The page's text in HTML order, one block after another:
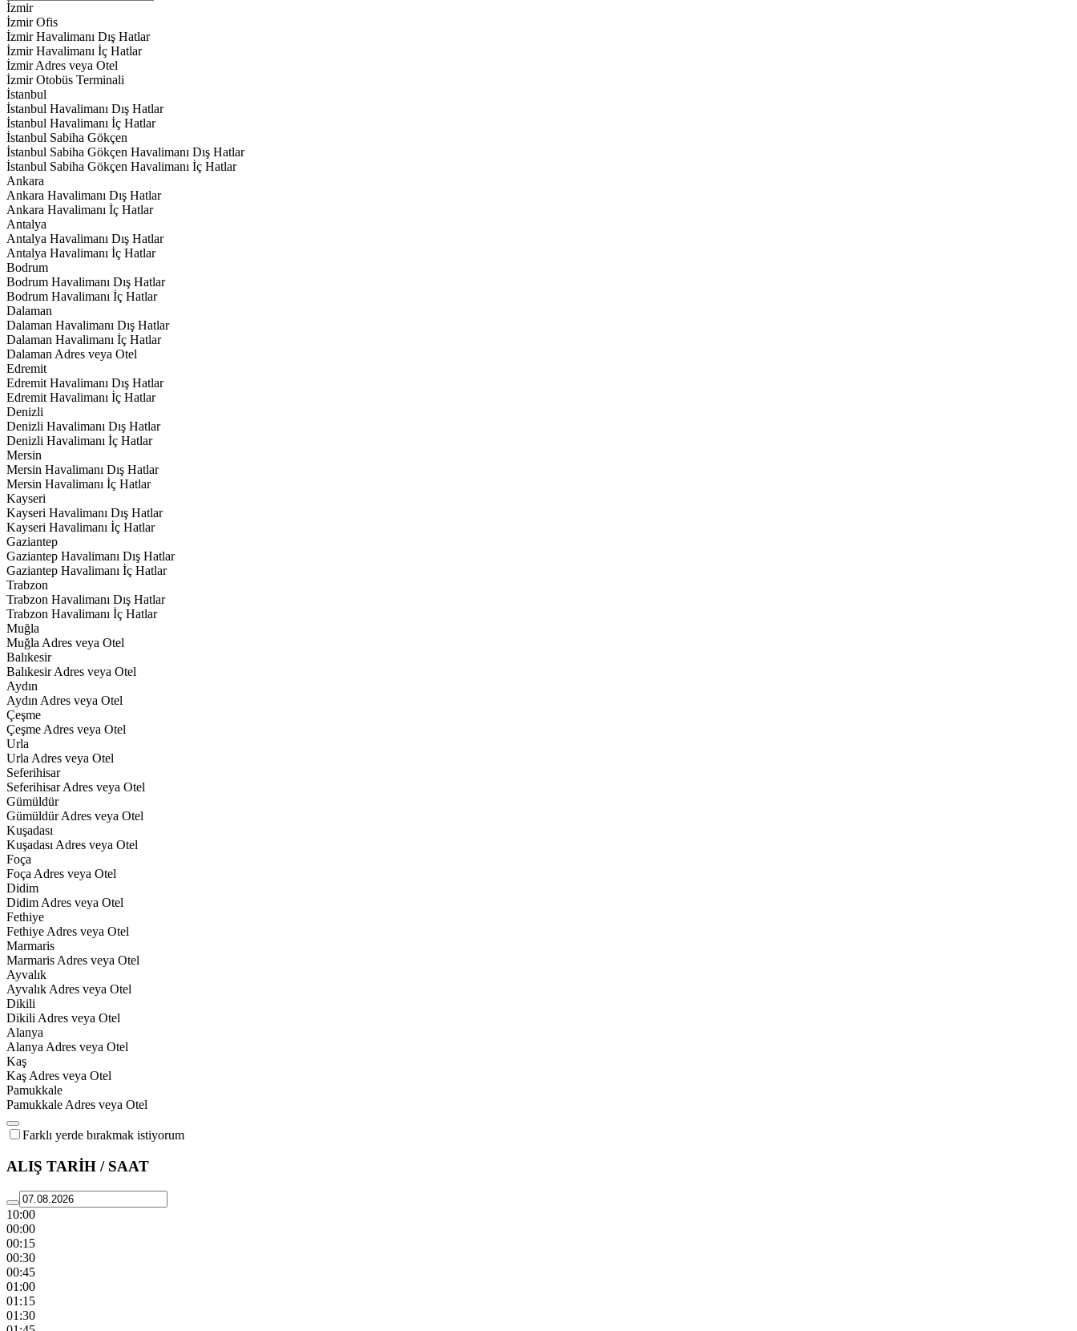
İzmir
İzmir Ofis
İzmir Havalimanı Dış Hatlar
İzmir Havalimanı İç Hatlar
İzmir Adres veya Otel
İzmir Otobüs Terminali
İstanbul
İstanbul Havalimanı Dış Hatlar
İstanbul Havalimanı İç Hatlar
İstanbul Sabiha Gökçen
İstanbul Sabiha Gökçen Havalimanı Dış Hatlar
İstanbul Sabiha Gökçen Havalimanı İç Hatlar
Ankara
Ankara Havalimanı Dış Hatlar
Ankara Havalimanı İç Hatlar
Antalya
Antalya Havalimanı Dış Hatlar
Antalya Havalimanı İç Hatlar
Bodrum
Bodrum Havalimanı Dış Hatlar
Bodrum Havalimanı İç Hatlar
Dalaman
Dalaman Havalimanı Dış Hatlar
Dalaman Havalimanı İç Hatlar
Dalaman Adres veya Otel
Edremit
Edremit Havalimanı Dış Hatlar
Edremit Havalimanı İç Hatlar
Denizli
Denizli Havalimanı Dış Hatlar
Denizli Havalimanı İç Hatlar
Mersin
Mersin Havalimanı Dış Hatlar
Mersin Havalimanı İç Hatlar
Kayseri
Kayseri Havalimanı Dış Hatlar
Kayseri Havalimanı İç Hatlar
Gaziantep
Gaziantep Havalimanı Dış Hatlar
Gaziantep Havalimanı İç Hatlar
Trabzon
Trabzon Havalimanı Dış Hatlar
Trabzon Havalimanı İç Hatlar
Muğla
Muğla Adres veya Otel
Balıkesir
Balıkesir Adres veya Otel
Aydın
Aydın Adres veya Otel
Çeşme
Çeşme Adres veya Otel
Urla
Urla Adres veya Otel
Seferihisar
Seferihisar Adres veya Otel
Gümüldür
Gümüldür Adres veya Otel
Kuşadası
Kuşadası Adres veya Otel
Foça
Foça Adres veya Otel
Didim
Didim Adres veya Otel
Fethiye
Fethiye Adres veya Otel
Marmaris
Marmaris Adres veya Otel
Ayvalık
Ayvalık Adres veya Otel
Dikili
Dikili Adres veya Otel
Alanya
Alanya Adres veya Otel
Kaş
Kaş Adres veya Otel
Pamukkale
Pamukkale Adres veya Otel
Farklı yerde bırakmak istiyorum
ALIŞ TARİH / SAAT
10:00
00:00
00:15
00:30
00:45
01:00
01:15
01:30